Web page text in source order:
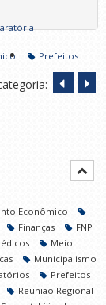
Prefeitos
Econômico
Finanças
FNP
Meio
Municipalismo
Prefeitos
Reunião Regional